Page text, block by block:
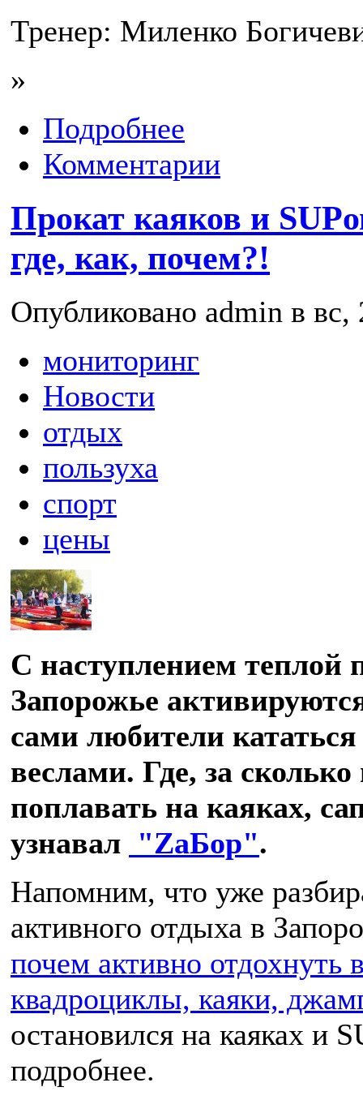
Тренер: Миленко
»
Подробнее
Комментарии
Прокат каяков и
где, как, почем?!
Опубликовано admin в
мониторинг
Новости
отдых
пользуха
спорт
цены
С наступлением теплой
Запорожье
сами любители кататься
веслами. Где, за
поплавать на каяках,
узнавал "ZаБор".
Напомним, что уже
активного отдыха в
почем активно отдохнуть
квадроциклы, каяки,
остановился на каяках и
подробнее.